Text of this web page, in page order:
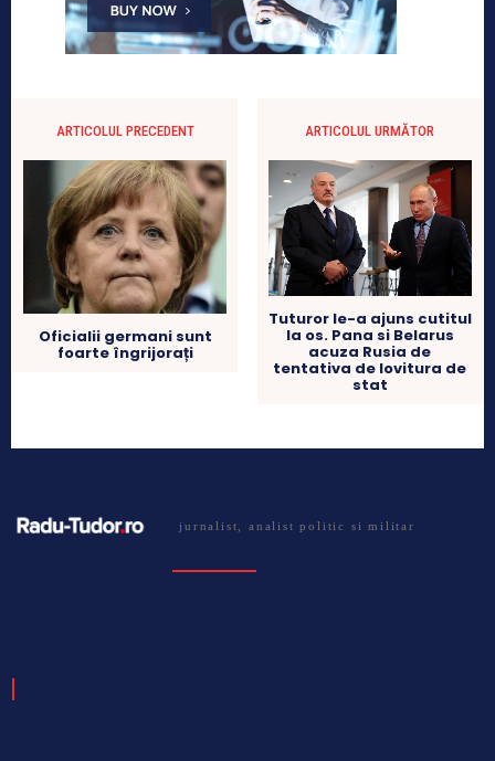
ARTICOLUL PRECEDENT
Oficialii germani sunt
foarte îngrijorați
ARTICOLUL URMĂTOR
Tuturor le-a ajuns cutitul
la os. Pana si Belarus
acuza Rusia de
tentativa de lovitura de
stat
jurnalist, analist politic si militar